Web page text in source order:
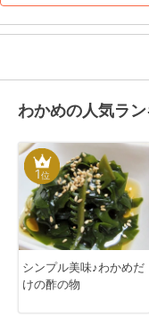
わかめの人気ラ
1位
シンプル美味♪わかめだ
けの酢の物